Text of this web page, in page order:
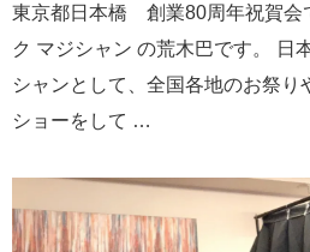
東京都日本橋 創業80周年祝賀会
ク マジシャン の荒木巴です。 日
シャンとして、全国各地のお祭り
ショーをして …